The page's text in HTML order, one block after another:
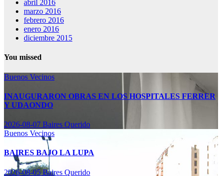
abril 2016
marzo 2016
febrero 2016
enero 2016
diciembre 2015
You missed
Buenos Vecinos
INAUGURARON OBRAS EN LOS HOSPITALES FERRER
Y UDAONDO
2026-08-07 Baires Querido
Buenos Vecinos
BAIRES BAJO LA LUPA
2026-08-05Baires Querido